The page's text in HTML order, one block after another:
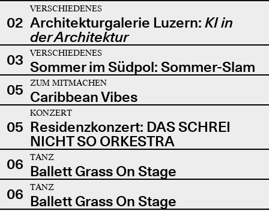
02
VERSCHIEDENES
Architekturgalerie Luzern: KI in
der Architektur
03
VERSCHIEDENES
Sommer im Südpol: Sommer-Slam
05
ZUM MITMACHEN
Caribbean Vibes
05
KONZERT
Residenzkonzert: DAS SCHREI
NICHT SO ORKESTRA
06
TANZ
Ballett Grass On Stage
06
TANZ
Ballett Grass On Stage